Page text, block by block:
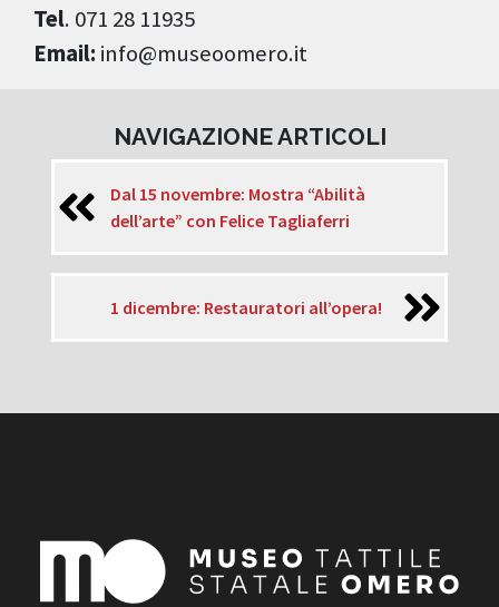
Tel. 071 28 11935
Email: info@museoomero.it
NAVIGAZIONE ARTICOLI
Dal 15 novembre: Mostra “Abilità
dell’arte” con Felice Tagliaferri
1 dicembre: Restauratori all’opera!